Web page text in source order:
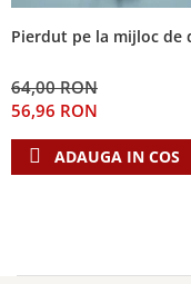
Pierdut pe la mijloc de
64,00 RON
56,96 RON
ADAUGA IN COS